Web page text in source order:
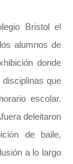
Bristol el
alumnos de
donde
que
escolar.
deleitaron
de baile,
a lo largo